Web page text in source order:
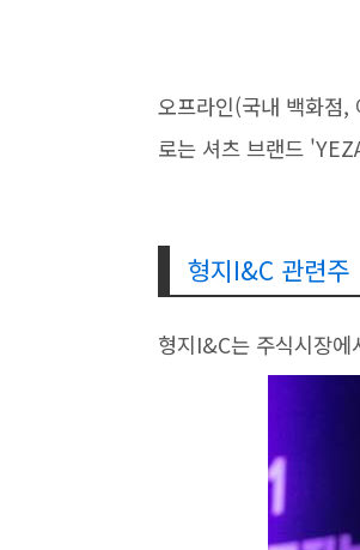
오프라인(국내 백화점,
로는 셔츠 브랜드
형지I&C 관련주
형지I&C는 주식시장